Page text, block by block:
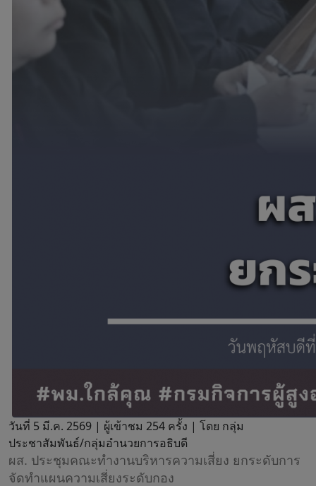
วันที่ 5 มี.ค. 2569 | ผู้เข้าชม 254 ครั้ง | โดย กลุ่ม
ประชาสัมพันธ์/กลุ่มอำนวยการอธิบดี
ผส. ประชุมคณะทำงานบริหารความเสี่ยง ยกระดับการ
จัดทำแผนความเสี่ยงระดับกอง